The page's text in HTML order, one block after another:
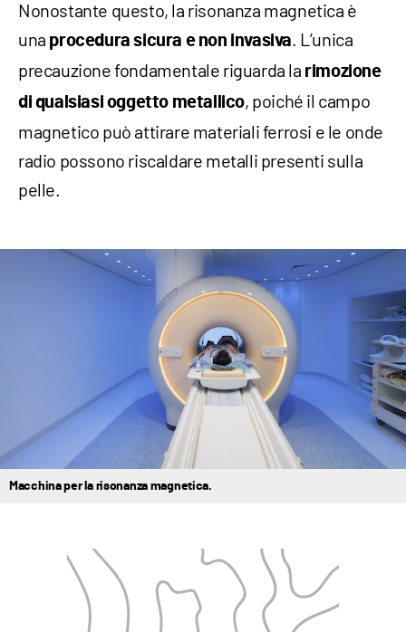
Nonostante questo, la risonanza magnetica è
una procedura sicura e non invasiva. L’unica
precauzione fondamentale riguarda la rimozione
di qualsiasi oggetto metallico, poiché il campo
magnetico può attirare materiali ferrosi e le onde
radio possono riscaldare metalli presenti sulla
pelle.
Macchina per la risonanza magnetica.